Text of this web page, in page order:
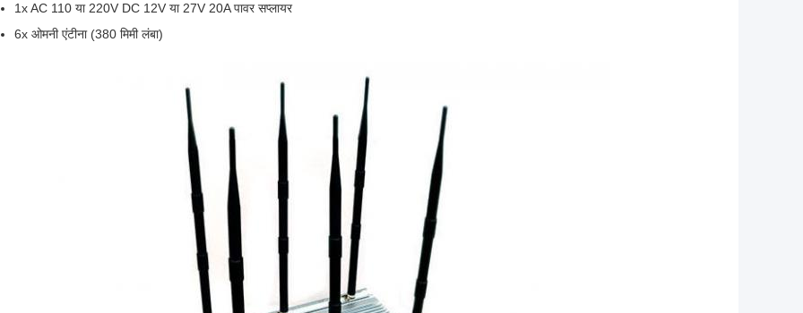
1x AC 110 या 220V DC 12V या 27V 20A पावर सप्लायर
6x ओमनी एंटीना (380 मिमी लंबा)